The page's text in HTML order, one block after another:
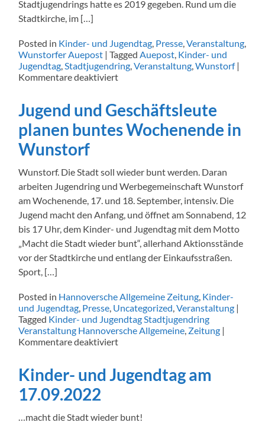
Stadtjugendrings hatte es 2019 gegeben. Rund um die
Stadtkirche, im […]
Posted in Kinder- und Jugendtag Presse ,Veranstaltung
Wunstorfer Auepost | Tagged Auepost Kinder- und
Jugendtag Stadtjugendring ,Veranstaltung ,Wunstorf|
Kommentare deaktiviertfür
Jugendtag
am
Samstag
Jugend und Geschäftsleute
planen buntes Wochenende in
Wunstorf
Wunstorf. Die Stadt soll wieder bunt werden. Daran
arbeiten Jugendring und Werbegemeinschaft Wunstorf
am Wochenende, 17. und 18. September, intensiv. Die
Jugend macht den Anfang, und öffnet am Sonnabend, 12
bis 17 Uhr, dem Kinder- und Jugendtag mit dem Motto
„Macht die Stadt wieder bunt“, allerhand Aktionsstände
vor der Stadtkirche und entlang der Einkaufsstraßen.
Sport, […]
Posted in Hannoversche Allgemeine Zeitung Kinder-
und Jugendtag Presse Uncategorized ,Veranstaltung |
Tagged Kinder- und Jugendtag Stadtjugendring
Veranstaltung Hannoversche Allgemeine Zeitung |
Kommentare deaktiviertfür
Geschäftsleute
planen
in
Kinder- und Jugendtag am
17.09.2022
…macht die Stadt wieder bunt!